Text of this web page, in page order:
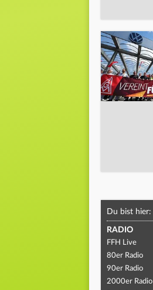
Du bist hier:
RADIO
FFH Live
80er Radio
90er Radio
2000er Radio